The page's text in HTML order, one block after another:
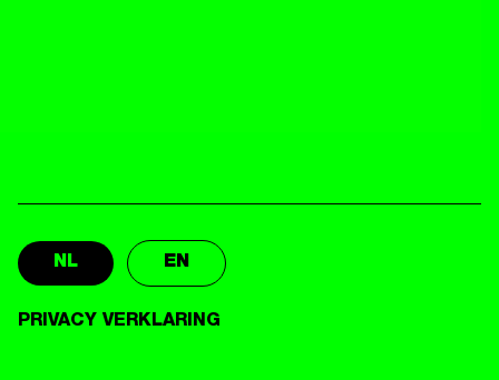
NL EN
PRIVACY VERKLARING